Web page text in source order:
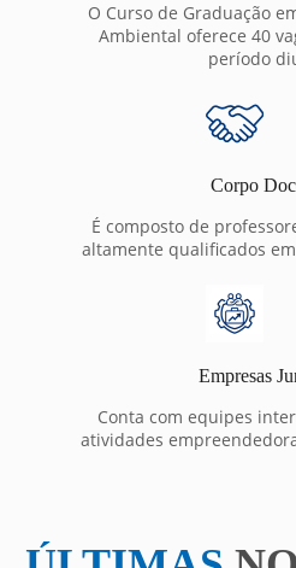
O Curso de Graduação
Ambiental oferece 40
período
Corpo
É composto de
altamente qualificados
Empresas
Conta com equipes
atividades